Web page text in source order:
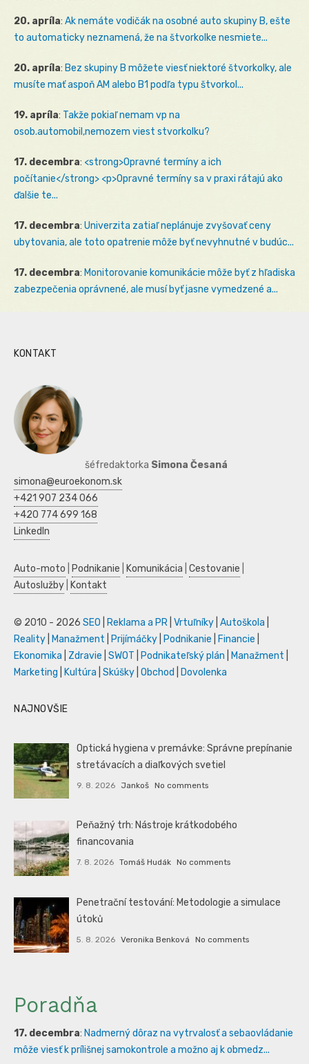
20. apríla: Ak nemáte vodičák na osobné auto skupiny B, ešte
to automaticky neznamená, že na štvorkolke nesmiete...
20. apríla: Bez skupiny B môžete viesť niektoré štvorkolky, ale
musíte mať aspoň AM alebo B1 podľa typu štvorkol...
19. apríla: Takže pokiaľ nemam vp na
osob.automobil,nemozem viest stvorkolku?
17. decembra: <strong>Opravné termíny a ich
počítanie</strong> <p>Opravné termíny sa v praxi rátajú ako
ďalšie te...
17. decembra: Univerzita zatiaľ neplánuje zvyšovať ceny
ubytovania, ale toto opatrenie môže byť nevyhnutné v budúc...
17. decembra: Monitorovanie komunikácie môže byť z hľadiska
zabezpečenia oprávnené, ale musí byť jasne vymedzené a...
KONTAKT
šéfredaktorka Simona Česaná
simona@euroekonom.sk
+421 907 234 066
+420 774 699 168
LinkedIn
Auto-moto Podnikanie Komunikácia Cestovanie
Autoslužby
Kontakt
© 2010 - 2026 SEO Reklama a PR Vrtuľníky Autoškola
Reality
Manažment Prijímáčky Podnikanie Financie
Ekonomika
Zdravie SWOT Podnikateľský plán Manažment
Marketing
Kultúra Skúšky Obchod Dovolenka
NAJNOVŠIE
Optická hygiena v premávke: Správne prepínanie
stretávacích a diaľkových svetiel
9. 8. 2026 Jankoš No comments
Peňažný trh: Nástroje krátkodobého
financovania
7. 8. 2026 Tomáš Hudák No comments
Penetrační testování: Metodologie a simulace
útoků
5. 8. 2026 Veronika Benková No comments
Poradňa
17. decembra: Nadmerný dôraz na vytrvalosť a sebaovládanie
môže viesť k prílišnej samokontrole a možno aj k obmedz...